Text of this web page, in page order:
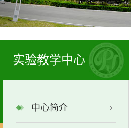
实验教学中心
中心简介